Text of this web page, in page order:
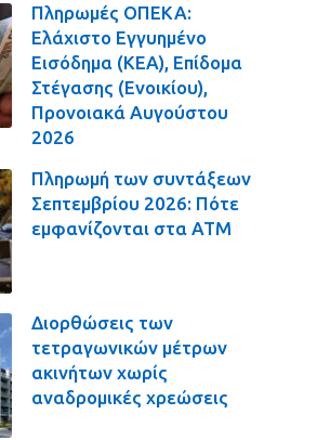
Πληρωμές ΟΠΕΚΑ:
Ελάχιστο Εγγυημένο
Εισόδημα (ΚΕΑ), Επίδομα
Στέγασης (Ενοικίου),
Προνοιακά Αυγούστου
2026
Πληρωμή των συντάξεων
Σεπτεμβρίου 2026: Πότε
εμφανίζονται στα ΑΤΜ
Διορθώσεις των
τετραγωνικών μέτρων
ακινήτων χωρίς
αναδρομικές χρεώσεις